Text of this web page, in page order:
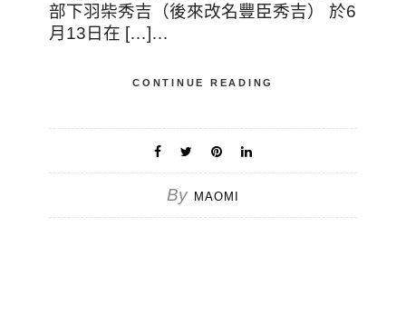
部下羽柴秀吉（後來改名豐臣秀吉） 於6
月13日在 […]…
CONTINUE READING
By MAOMI